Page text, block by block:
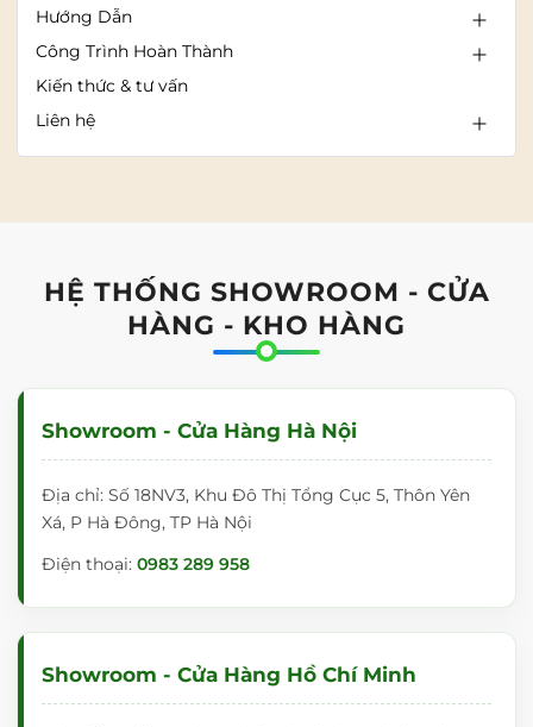
Hướng Dẫn
Công Trình Hoàn Thành
Kiến thức & tư vấn
Liên hệ
HỆ THỐNG SHOWROOM - CỬA
HÀNG - KHO HÀNG
Showroom - Cửa Hàng Hà Nội
Địa chỉ: Số 18NV3, Khu Đô Thị Tổng Cục 5, Thôn Yên
Xá, P Hà Đông, TP Hà Nội
Điện thoại: 0983 289 958
Showroom - Cửa Hàng Hồ Chí Minh